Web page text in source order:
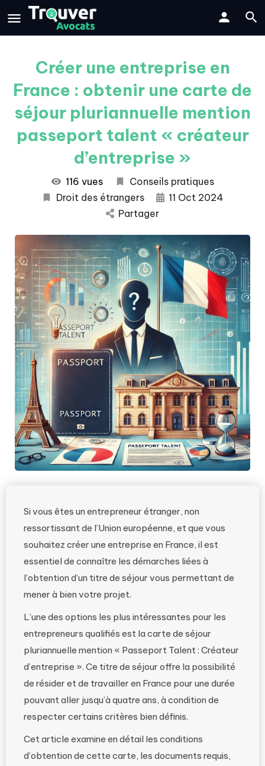
Créer une entreprise en
France : obtenir une carte de
séjour pluriannuelle mention
passeport talent « créateur
d’entreprise »
116 vues
Conseils pratiques
Droit des étrangers
11 Oct 2024
Partager
Si vous êtes un entrepreneur étranger, non
ressortissant de l’Union européenne, et que vous
souhaitez créer une entreprise en France, il est
essentiel de connaître les démarches liées à
l’obtention d’un titre de séjour vous permettant de
mener à bien votre projet.
L’une des options les plus intéressantes pour les
entrepreneurs qualifiés est la carte de séjour
pluriannuelle mention « Passeport Talent : Créateur
d’entreprise ». Ce titre de séjour offre la possibilité
de résider et de travailler en France pour une durée
pouvant aller jusqu’à quatre ans, à condition de
respecter certains critères bien définis.
Cet article examine en détail les conditions
d’obtention de cette carte, les documents requis,